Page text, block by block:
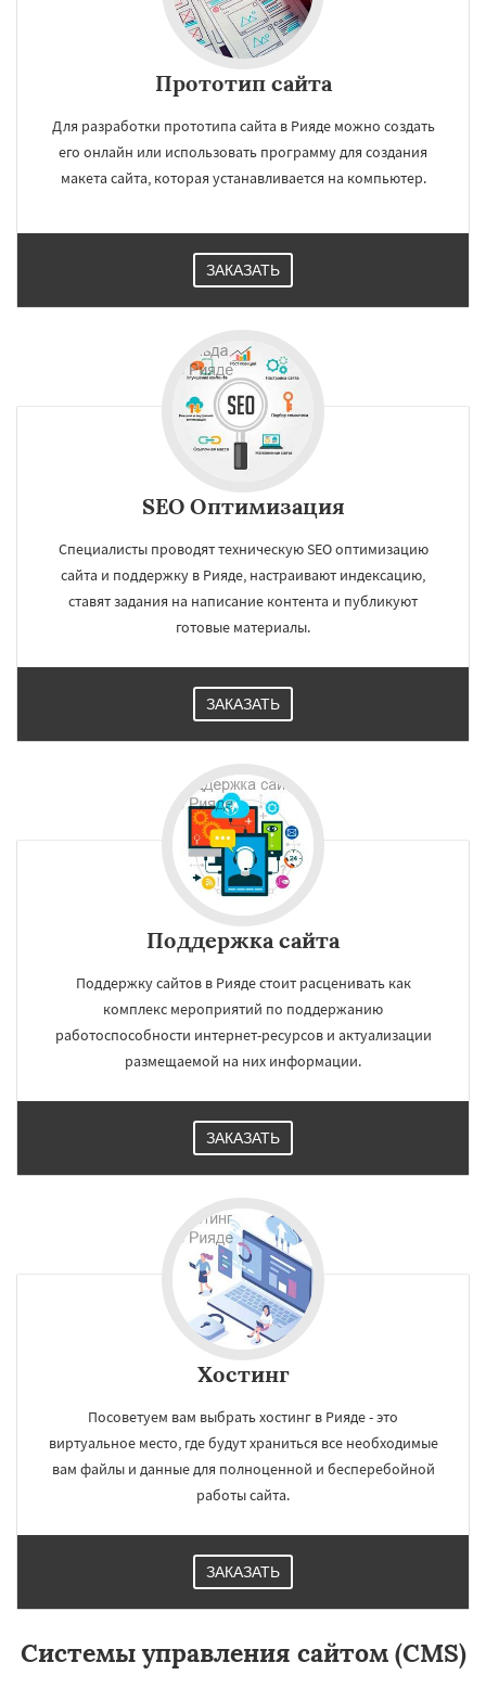
Работаем по
×
Прототип сайта
Для разработки прототипа сайта в Рияде можно создать
его онлайн или использовать программу для создания
макета сайта, которая устанавливается на компьютер.
ЗАКАЗАТЬ
SEO Оптимизация
Специалисты проводят техническую SEO оптимизацию
сайта и поддержку в Рияде, настраивают индексацию,
ставят задания на написание контента и публикуют
готовые материалы.
ЗАКАЗАТЬ
Поддержка сайта
Поддержку сайтов в Рияде стоит расценивать как
комплекс мероприятий по поддержанию
работоспособности интернет-ресурсов и актуализации
размещаемой на них информации.
ЗАКАЗАТЬ
Хостинг
Посоветуем вам выбрать хостинг в Рияде - это
виртуальное место, где будут храниться все необходимые
вам файлы и данные для полноценной и бесперебойной
работы сайта.
ЗАКАЗАТЬ
Системы управления сайтом (CMS)
×